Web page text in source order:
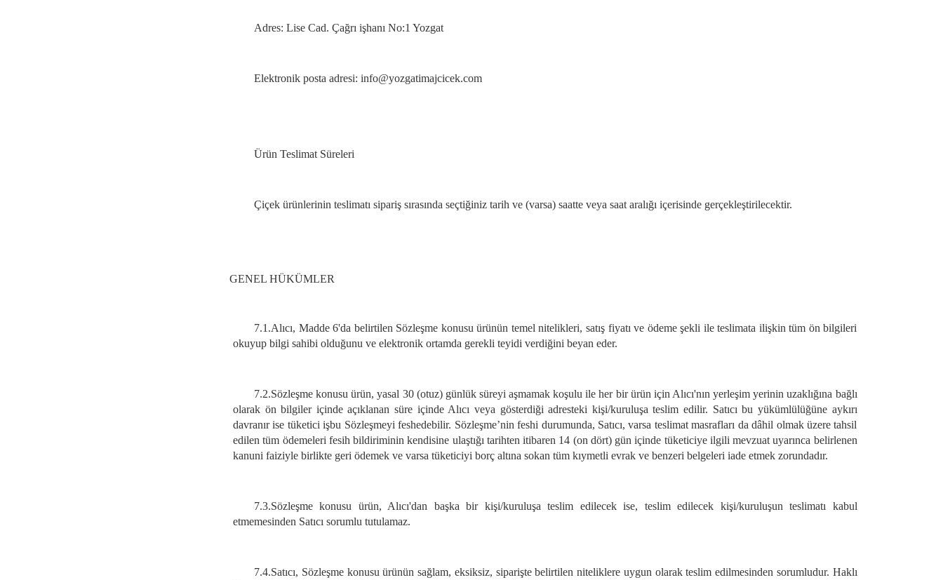
Adres: Lise Cad. Çağrı işhanı No:1 Yozgat
Elektronik posta adresi: info@yozgatimajcicek.com
Ürün Teslimat Süreleri
Çiçek ürünlerinin teslimatı sipariş sırasında seçtiğiniz tarih ve (varsa) saatte veya saat aralığı içerisinde gerçekleştirilecektir.
GENEL HÜKÜMLER
7.1.Alıcı, Madde 6'da belirtilen Sözleşme konusu ürünün temel nitelikleri, satış fiyatı ve ödeme şekli ile teslimata ilişkin tüm ön bilgileri
okuyup bilgi sahibi olduğunu ve elektronik ortamda gerekli teyidi verdiğini beyan eder.
7.2.Sözleşme konusu ürün, yasal 30 (otuz) günlük süreyi aşmamak koşulu ile her bir ürün için Alıcı'nın yerleşim yerinin uzaklığına bağlı
olarak ön bilgiler içinde açıklanan süre içinde Alıcı veya gösterdiği adresteki kişi/kuruluşa teslim edilir. Satıcı bu yükümlülüğüne aykırı
davranır ise tüketici işbu Sözleşmeyi feshedebilir. Sözleşme’nin feshi durumunda, Satıcı, varsa teslimat masrafları da dâhil olmak üzere tahsil
edilen tüm ödemeleri fesih bildiriminin kendisine ulaştığı tarihten itibaren 14 (on dört) gün içinde tüketiciye ilgili mevzuat uyarınca belirlenen
kanuni faiziyle birlikte geri ödemek ve varsa tüketiciyi borç altına sokan tüm kıymetli evrak ve benzeri belgeleri iade etmek zorundadır.
7.3.Sözleşme konusu ürün, Alıcı'dan başka bir kişi/kuruluşa teslim edilecek ise, teslim edilecek kişi/kuruluşun teslimatı kabul
etmemesinden Satıcı sorumlu tutulamaz.
7.4.Satıcı, Sözleşme konusu ürünün sağlam, eksiksiz, siparişte belirtilen niteliklere uygun olarak teslim edilmesinden sorumludur. Haklı